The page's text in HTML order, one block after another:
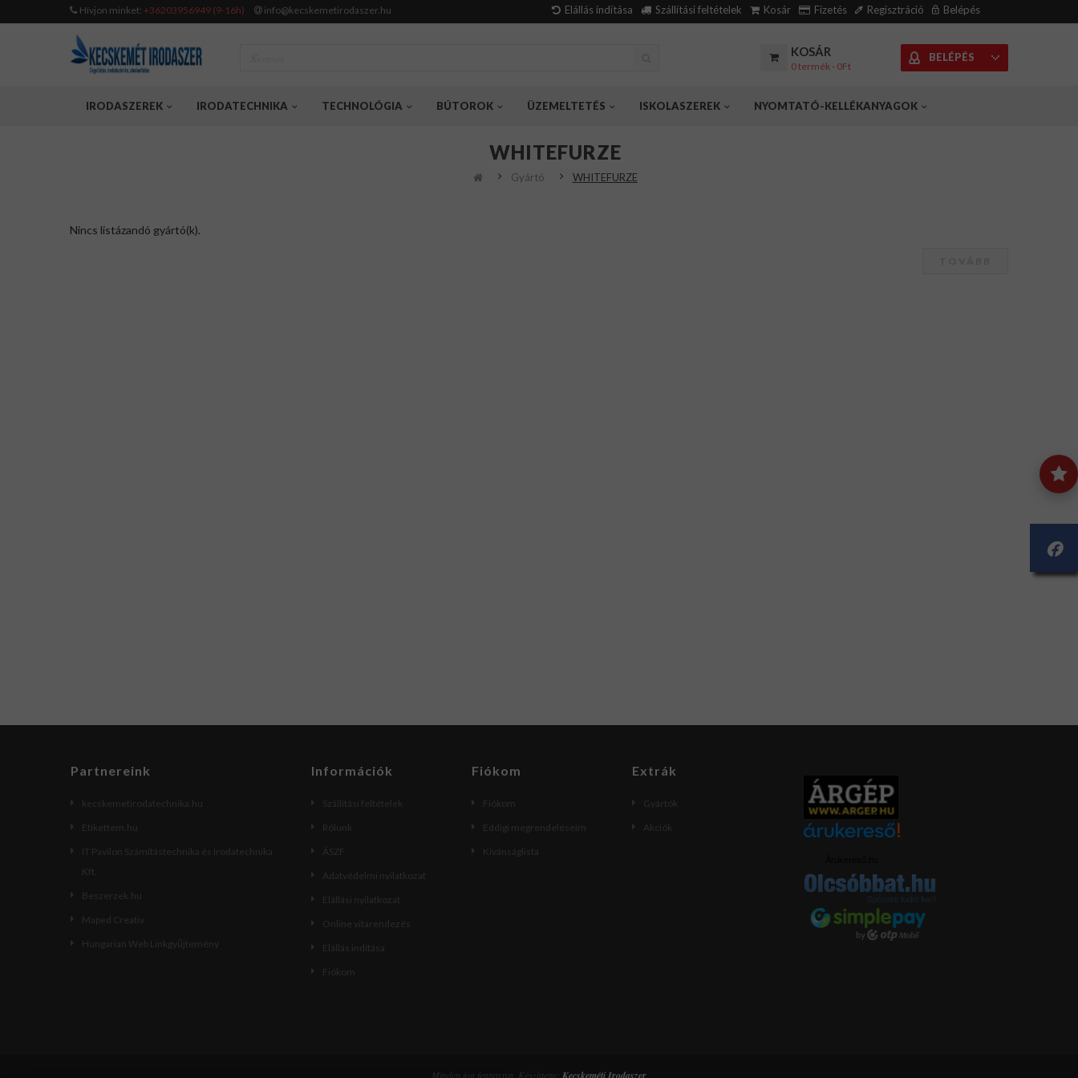
Hívjon minket: +36203956949 (9-16h) info@kecskemetirodaszer.hu Elállás indítása Szállítási feltételek Kosár Fizetés Regisztráció Belépés
KOSÁR
0 termék - 0Ft
BELÉPÉS
IRODASZEREK IRODATECHNIKA TECHNOLÓGIA BÚTOROK ÜZEMELTETÉS ISKOLASZEREK NYOMTATÓ-KELLÉKANYAGOK
WHITEFURZE
Gyártó WHITEFURZE
Nincs listázandó gyártó(k).
Partnereink
kecskemetirodatechnika.hu
Etikettem.hu
IT Pavilon Számítástechnika és Irodatechnika
Kft.
Beszerzek.hu
Maped Creativ
Hungarian Web Linkgyűjtemény
Információk
Szállítási feltételek
Rólunk
ÁSZF
Adatvédelmi nyilatkozat
Elállási nyilatkozat
Online vitarendezés
Elállás indítása
Fiókom
Fiókom
Fiókom
Eddigi megrendeléseim
Kívánságlista
Extrák
Gyártók
Akciók
Minden jog fenttartva. Készíttette: Kecskeméti Irodaszer